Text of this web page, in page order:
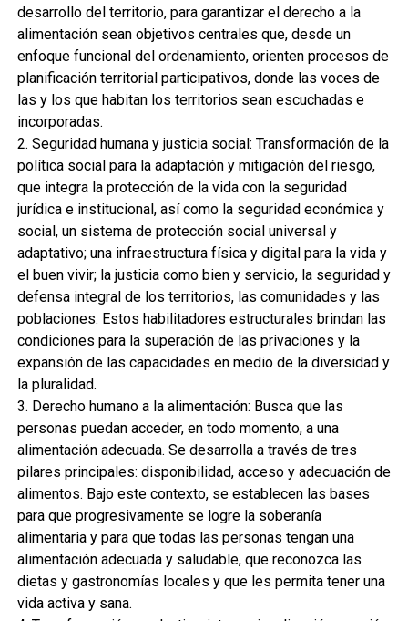
desarrollo del territorio, para garantizar el derecho a la
alimentación sean objetivos centrales que, desde un
enfoque funcional del ordenamiento, orienten procesos de
planificación territorial participativos, donde las voces de
las y los que habitan los territorios sean escuchadas e
incorporadas.
2. Seguridad humana y justicia social: Transformación de la
política social para la adaptación y mitigación del riesgo,
que integra la protección de la vida con la seguridad
jurídica e institucional, así como la seguridad económica y
social, un sistema de protección social universal y
adaptativo; una infraestructura física y digital para la vida y
el buen vivir; la justicia como bien y servicio, la seguridad y
defensa integral de los territorios, las comunidades y las
poblaciones. Estos habilitadores estructurales brindan las
condiciones para la superación de las privaciones y la
expansión de las capacidades en medio de la diversidad y
la pluralidad.
3. Derecho humano a la alimentación: Busca que las
personas puedan acceder, en todo momento, a una
alimentación adecuada. Se desarrolla a través de tres
pilares principales: disponibilidad, acceso y adecuación de
alimentos. Bajo este contexto, se establecen las bases
para que progresivamente se logre la soberanía
alimentaria y para que todas las personas tengan una
alimentación adecuada y saludable, que reconozca las
dietas y gastronomías locales y que les permita tener una
vida activa y sana.